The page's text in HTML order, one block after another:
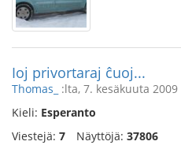
Ioj privortaraj ĉuoj...
Thomas_
:lta, 7. kesäkuuta 2009
Kieli: Esperanto
Viestejä: 7 Näyttöjä: 37806